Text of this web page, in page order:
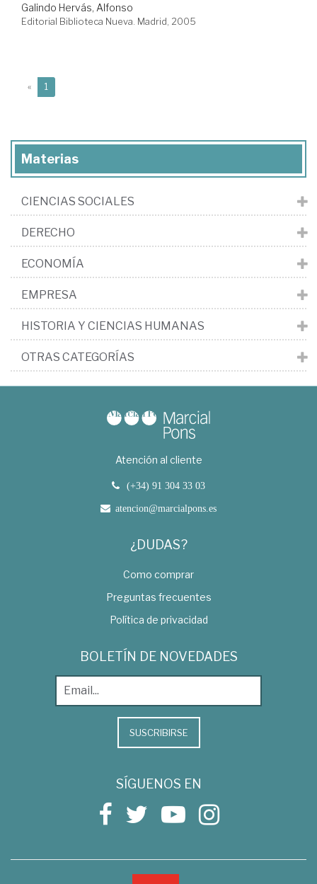
Galindo Hervás, Alfonso
Editorial Biblioteca Nueva. Madrid, 2005
« 1
Materias
CIENCIAS SOCIALES
DERECHO
ECONOMÍA
EMPRESA
HISTORIA Y CIENCIAS HUMANAS
OTRAS CATEGORÍAS
Atención al cliente
(+34) 91 304 33 03
atencion@marcialpons.es
¿DUDAS?
Como comprar
Preguntas frecuentes
Política de privacidad
BOLETÍN DE NOVEDADES
SUSCRIBIRSE
SÍGUENOS EN